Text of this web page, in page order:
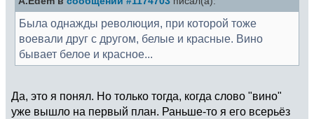
Была однажды революция, при которой тоже
воевали друг с другом, белые и красные. Вино
бывает белое и красное...
Да, это я понял. Но только тогда, когда слово "вино"
уже вышло на первый план. Раньше-то я его всерьёз